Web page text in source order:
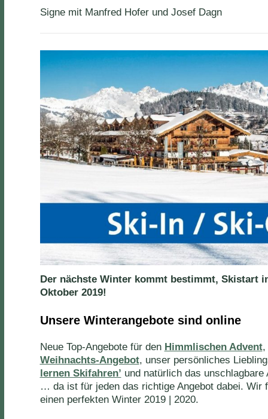
Signe mit Manfred Hofer und Josef Dagn
Der nächste Winter kommt bestimmt, Skistart
Oktober 2019!
Unsere Winterangebote sind online
Neue Top-Angebote für den Himmlischen Advent,
Weihnachts-Angebot, unser persönliches
lernen Skifahren’ und natürlich das unschlagbare
… da ist für jeden das richtige Angebot dabei. Wir
einen perfekten Winter 2019 | 2020.